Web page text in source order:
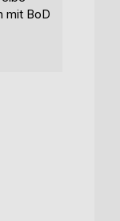
mit BoD